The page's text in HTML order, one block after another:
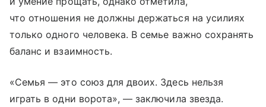
что отношения не должны держаться на усилиях
только одного человека. В семье важно сохранять
баланс и взаимность.
«Семья — это союз для двоих. Здесь нельзя
играть в одни ворота», — заключила звезда.